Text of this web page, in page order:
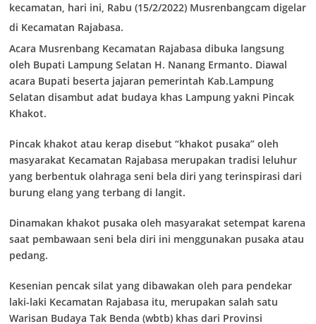
kecamatan, hari ini, Rabu (15/2/2022) Musrenbangcam digelar
di Kecamatan Rajabasa.
Acara Musrenbang Kecamatan Rajabasa dibuka langsung
oleh Bupati Lampung Selatan H. Nanang Ermanto. Diawal
acara Bupati beserta jajaran pemerintah Kab.Lampung
Selatan disambut adat budaya khas Lampung yakni Pincak
Khakot.
Pincak khakot atau kerap disebut “khakot pusaka” oleh
masyarakat Kecamatan Rajabasa merupakan tradisi leluhur
yang berbentuk olahraga seni bela diri yang terinspirasi dari
burung elang yang terbang di langit.
Dinamakan khakot pusaka oleh masyarakat setempat karena
saat pembawaan seni bela diri ini menggunakan pusaka atau
pedang.
Kesenian pencak silat yang dibawakan oleh para pendekar
laki-laki Kecamatan Rajabasa itu, merupakan salah satu
Warisan Budaya Tak Benda (wbtb) khas dari Provinsi